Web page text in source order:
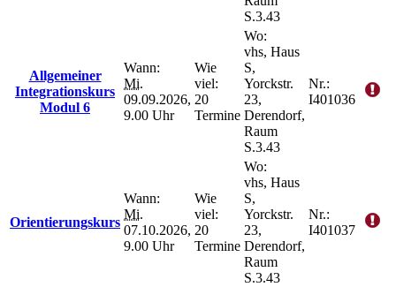
S.3.43
Allgemeiner
Integrationskurs
Modul 6
Wann:
Mi.
09.09.2026,
9.00 Uhr
Wie
viel:
20
Termine
Wo:
vhs, Haus
S,
Yorckstr.
23,
Derendorf,
Raum
S.3.43
Nr.:
I401036
Orientierungskurs
Wann:
Mi.
07.10.2026,
9.00 Uhr
Wie
viel:
20
Termine
Wo:
vhs, Haus
S,
Yorckstr.
23,
Derendorf,
Raum
S.3.43
Nr.:
I401037